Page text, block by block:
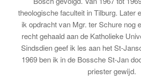
theologische faculteit in Tilburg. Later
ik opdracht van Mgr. ter Schure nog
recht gehaald aan de Katholieke
Sindsdien geef ik les aan het St-
1969 ben ik in de Bossche St-Jan
priester gewijd.